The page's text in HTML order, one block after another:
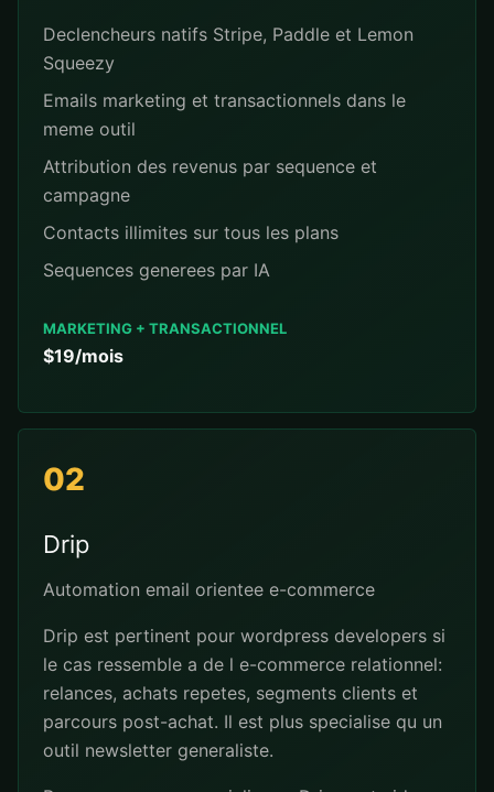
Declencheurs natifs Stripe, Paddle et Lemon
Squeezy
Emails marketing et transactionnels dans le
meme outil
Attribution des revenus par sequence et
campagne
Contacts illimites sur tous les plans
Sequences generees par IA
MARKETING + TRANSACTIONNEL
$19/mois
02
Drip
Automation email orientee e-commerce
Drip est pertinent pour wordpress developers si
le cas ressemble a de l e-commerce relationnel:
relances, achats repetes, segments clients et
parcours post-achat. Il est plus specialise qu un
outil newsletter generaliste.